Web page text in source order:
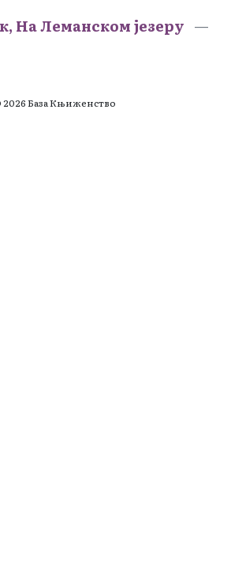
На Леманском језеру
2026 База Књиженство